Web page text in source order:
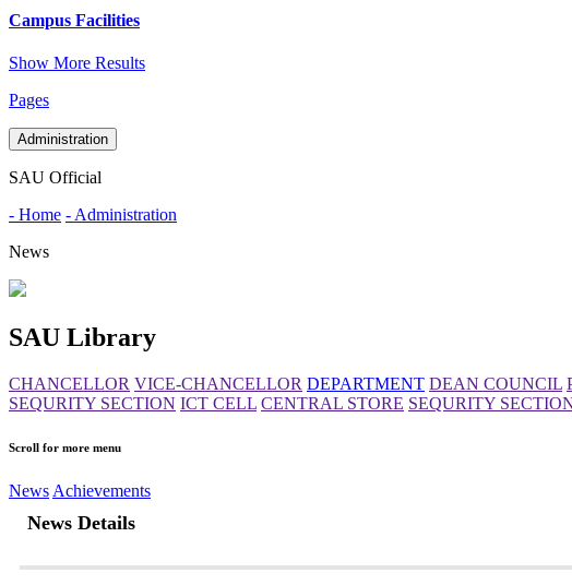
Campus Facilities
Show More Results
Pages
Administration
SAU Official
- Home - Administration
News
SAU Library
CHANCELLOR VICE-CHANCELLOR DEPARTMENT DEAN COUNCIL
SEQURITY SECTION ICT CELL CENTRAL STORE SEQURITY
Scroll for more menu
News Achievements
News Details